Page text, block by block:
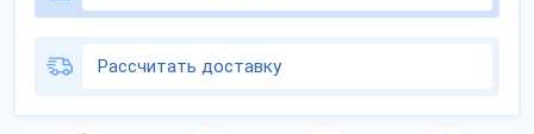
Рассчитать доставку